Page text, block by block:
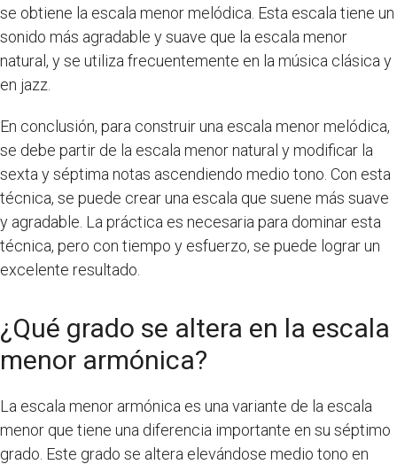
se obtiene la escala menor melódica. Esta escala tiene un
sonido más agradable y suave que la escala menor
natural, y se utiliza frecuentemente en la música clásica y
en jazz.
En conclusión, para construir una escala menor melódica,
se debe partir de la escala menor natural y modificar la
sexta y séptima notas ascendiendo medio tono. Con esta
técnica, se puede crear una escala que suene más suave
y agradable. La práctica es necesaria para dominar esta
técnica, pero con tiempo y esfuerzo, se puede lograr un
excelente resultado.
¿Qué grado se altera en la escala
menor armónica?
La escala menor armónica es una variante de la escala
menor que tiene una diferencia importante en su séptimo
grado. Este grado se altera elevándose medio tono en